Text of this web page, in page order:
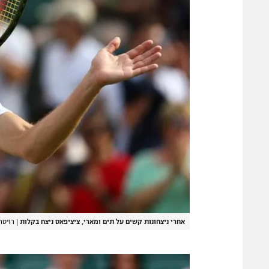
אחרי ניצחונות קשים על תים ומארי, ציציפאס ניצח בקלות |